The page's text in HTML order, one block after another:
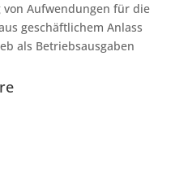
Aufwendungen für die
geschäftlichem Anlass
als Betriebsausgaben